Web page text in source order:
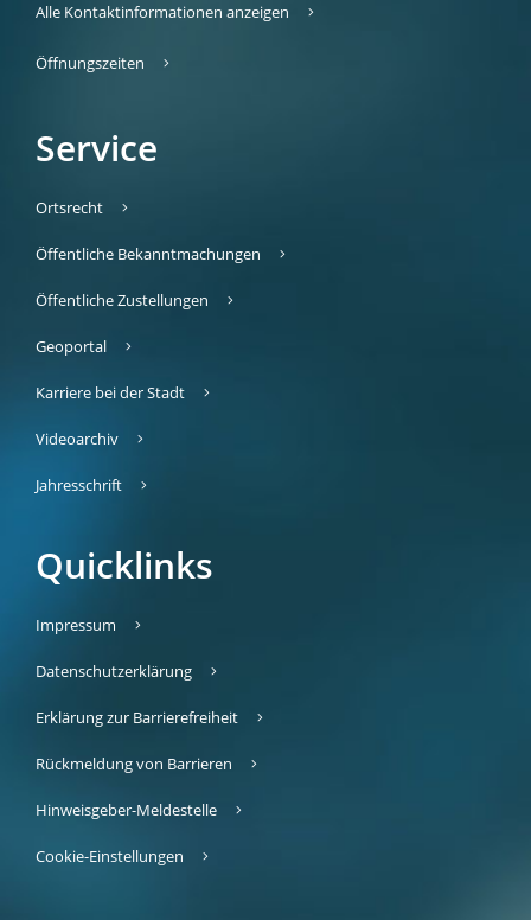
Alle Kontaktinformationen anzeigen
Öffnungszeiten
Service
Ortsrecht
Öffentliche Bekanntmachungen
Öffentliche Zustellungen
Geoportal
Karriere bei der Stadt
Videoarchiv
Jahresschrift
Quicklinks
Impressum
Datenschutzerklärung
Erklärung zur Barrierefreiheit
Rückmeldung von Barrieren
Hinweisgeber-Meldestelle
Cookie-Einstellungen